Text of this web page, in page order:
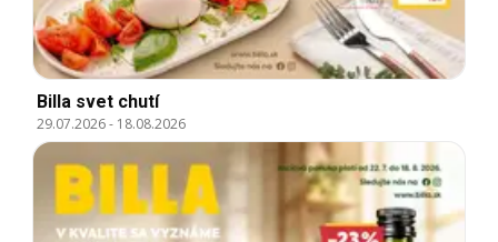
Billa svet chutí
29.07.2026- 18.08.2026